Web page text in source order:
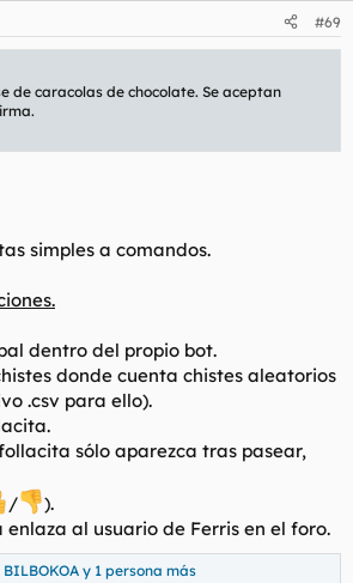
#69
de caracolas de chocolate. Se aceptan
simples a comandos.
dentro del propio bot.
donde cuenta chistes aleatorios
.csv para ello).
sólo aparezca tras pasear,
/
).
al usuario de Ferris en el foro.
BILBOKOA y 1 persona más